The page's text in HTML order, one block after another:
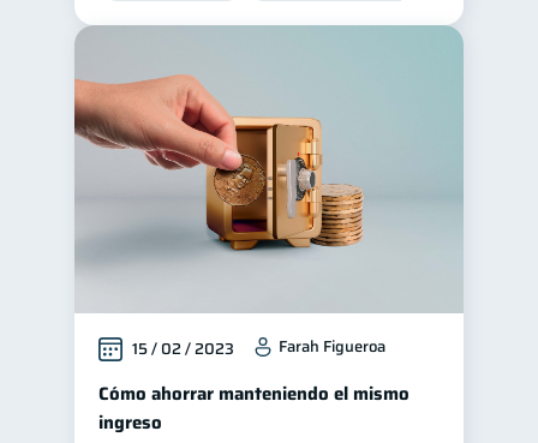
Mipymes
Información financiera 1
inversiones 1
Salud mental 1 ahorro 1
Doble sueldo 1
información financiera
15 / 02 / 2023 Farah Figueroa
Cómo ahorrar manteniendo el mismo
ingreso